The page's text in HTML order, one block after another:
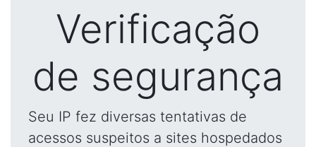
Verificação
de segurança
Seu IP fez diversas tentativas de
acessos suspeitos a sites hospedados